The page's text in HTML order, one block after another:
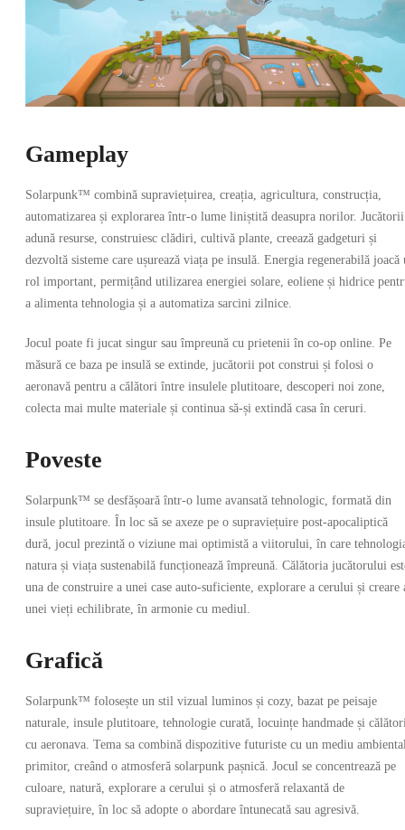
Gameplay
Solarpunk™ combină supraviețuirea, creația, agricultura, construcția,
automatizarea și explorarea într-o lume liniștită deasupra norilor. Jucătorii
adună resurse, construiesc clădiri, cultivă plante, creează gadgeturi și
dezvoltă sisteme care ușurează viața pe insulă. Energia regenerabilă joacă
rol important, permițând utilizarea energiei solare, eoliene și hidrice
a alimenta tehnologia și a automatiza sarcini zilnice.
Jocul poate fi jucat singur sau împreună cu prietenii în co-op online. Pe
măsură ce baza pe insulă se extinde, jucătorii pot construi și folosi o
aeronavă pentru a călători între insulele plutitoare, descoperi noi zone,
colecta mai multe materiale și continua să-și extindă casa în ceruri.
Poveste
Solarpunk™ se desfășoară într-o lume avansată tehnologic, formată din
insule plutitoare. În loc să se axeze pe o supraviețuire post-apocaliptică
dură, jocul prezintă o viziune mai optimistă a viitorului, în care
natura și viața sustenabilă funcționează împreună. Călătoria jucătorului
una de construire a unei case auto-suficiente, explorare a cerului și creare
unei vieți echilibrate, în armonie cu mediul.
Grafică
Solarpunk™ folosește un stil vizual luminos și cozy, bazat pe peisaje
naturale, insule plutitoare, tehnologie curată, locuințe handmade și
cu aeronava. Tema sa combină dispozitive futuriste cu un mediu
primitor, creând o atmosferă solarpunk pașnică. Jocul se concentrează pe
culoare, natură, explorare a cerului și o atmosferă relaxantă de
supraviețuire, în loc să adopte o abordare întunecată sau agresivă.